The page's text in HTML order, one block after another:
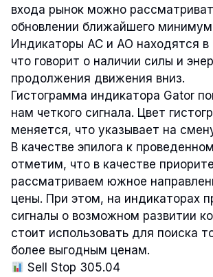
входа рынок можно
обновлении ближайшего
Индикаторы AC и AO находятся в
что говорит о наличии силы и
продолжения движения вниз.
Гистограмма индикатора Gator
нам четкого сигнала. Цвет
меняется, что указывает на
В качестве эпилога к
отметим, что в качестве
рассматриваем южное
цены. При этом, на индикаторах
сигналы о возможном развитии
стоит использовать для поиска
более выгодным ценам.
Sell Stop 305.04